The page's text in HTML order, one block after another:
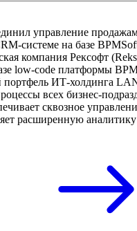
управление
системе на базе
компания Рексофт
low-code платформы
портфель ИТ-холдинга
всех бизнес-
сквозное
расширенную